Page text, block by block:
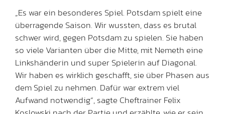
„Es war ein besonderes Spiel. Potsdam spielt eine
überragende Saison. Wir wussten, dass es brutal
schwer wird, gegen Potsdam zu spielen. Sie haben
so viele Varianten über die Mitte, mit Nemeth eine
Linkshänderin und super Spielerin auf Diagonal.
Wir haben es wirklich geschafft, sie über Phasen aus
dem Spiel zu nehmen. Dafür war extrem viel
Aufwand notwendig“, sagte Cheftrainer Felix